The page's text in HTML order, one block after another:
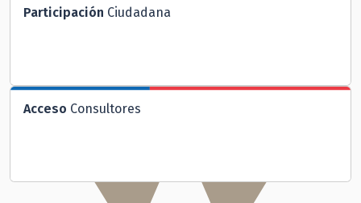
Participación Ciudadana
Acceso Consultores